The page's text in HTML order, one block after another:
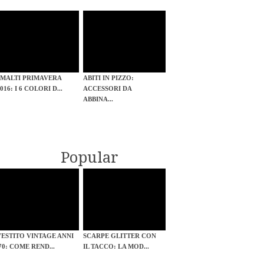
PRIMAVERA
I 6 COLORI D...
ABITI IN PIZZO:
ACCESSORI DA
ABBINA...
Popular
VINTAGE ANNI
COME REND...
SCARPE GLITTER CON
IL TACCO: LA MOD...